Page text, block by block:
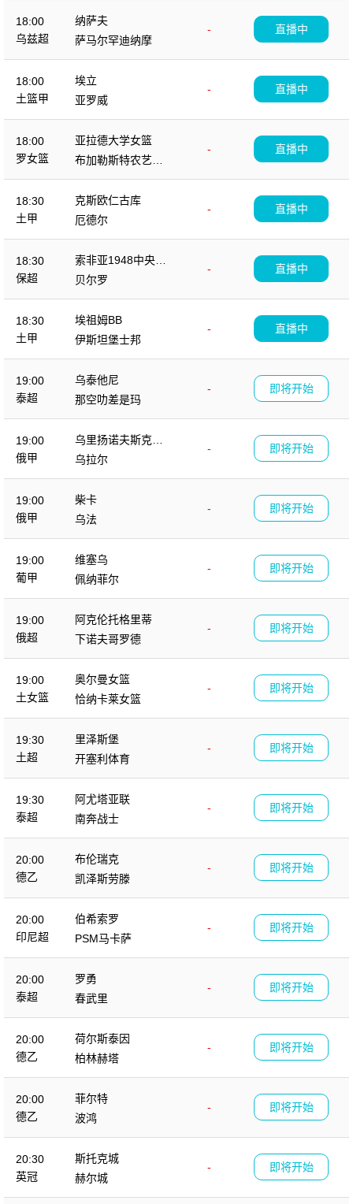
18:00
乌兹超
纳萨夫
-
萨马尔罕迪纳摩
直播中
18:00
土篮甲
埃立
-
亚罗威
直播中
18:00
罗女篮
亚拉德大学女篮
-
布加勒斯特农艺学
女篮
直播中
18:30
土甲
克斯欧仁古库
-
厄德尔
直播中
18:30
保超
索非亚1948中央陆
军
-
贝尔罗
直播中
18:30
土甲
埃祖姆BB
-
伊斯坦堡士邦
直播中
19:00
泰超
乌泰他尼
-
那空叻差是玛
即将开始
19:00
俄甲
乌里扬诺夫斯克伏
尔加
-
乌拉尔
即将开始
19:00
俄甲
柴卡
-
乌法
即将开始
19:00
葡甲
维塞乌
-
佩纳菲尔
即将开始
19:00
俄超
阿克伦托格里蒂
-
下诺夫哥罗德
即将开始
19:00
土女篮
奥尔曼女篮
-
恰纳卡莱女篮
即将开始
19:30
土超
里泽斯堡
-
开塞利体育
即将开始
19:30
泰超
阿尤塔亚联
-
南奔战士
即将开始
20:00
德乙
布伦瑞克
-
凯泽斯劳滕
即将开始
20:00
印尼超
伯希索罗
-
PSM马卡萨
即将开始
20:00
泰超
罗勇
-
春武里
即将开始
20:00
德乙
荷尔斯泰因
-
柏林赫塔
即将开始
20:00
德乙
菲尔特
-
波鸿
即将开始
20:30
英冠
斯托克城
-
赫尔城
即将开始